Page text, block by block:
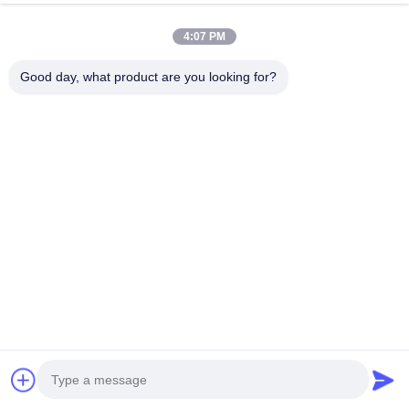
4:07 PM
Good day, what product are you looking for?